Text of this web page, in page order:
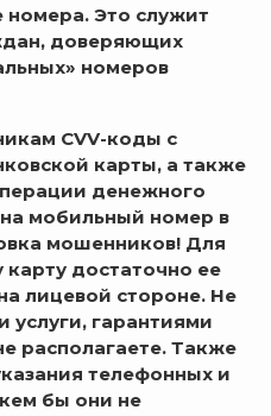
номера. Это служит
доверяющих
номеров
CVV-коды с
карты, а также
денежного
мобильный номер в
мошенников! Для
достаточно ее
лицевой стороне. Не
услуги, гарантиями
располагаете. Также
телефонных и
бы они не